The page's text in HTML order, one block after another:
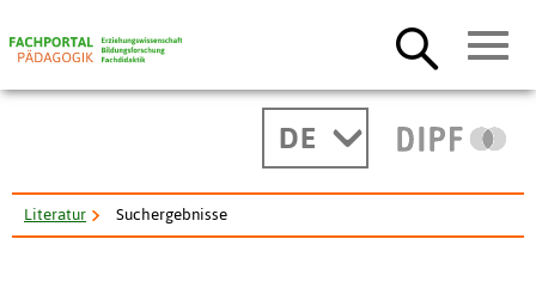
DE
Literatur Suchergebnisse